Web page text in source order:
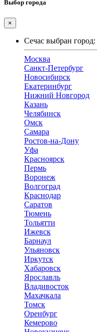
Выбор города
×
Сечас выбран город:
Москва
Санкт-Петербург
Новосибирск
Екатеринбург
Нижний Новгород
Казань
Челябинск
Омск
Самара
Ростов-на-Дону
Уфа
Красноярск
Пермь
Воронеж
Волгоград
Краснодар
Саратов
Тюмень
Тольятти
Ижевск
Барнаул
Ульяновск
Иркутск
Хабаровск
Ярославль
Владивосток
Махачкала
Томск
Оренбург
Кемерово